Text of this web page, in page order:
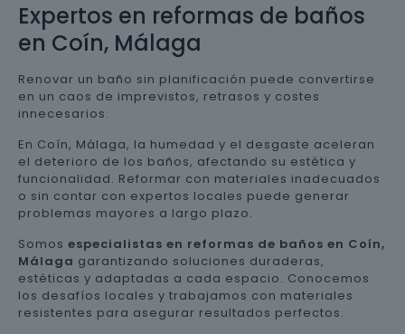
Expertos en reformas de baños
en Coín, Málaga
Renovar un baño sin planificación puede convertirse
en un caos de imprevistos, retrasos y costes
innecesarios.
En Coín, Málaga, la humedad y el desgaste aceleran
el deterioro de los baños, afectando su estética y
funcionalidad. Reformar con materiales inadecuados
o sin contar con expertos locales puede generar
problemas mayores a largo plazo.
Somos especialistas en reformas de baños en Coín,
Málaga garantizando soluciones duraderas,
estéticas y adaptadas a cada espacio. Conocemos
los desafíos locales y trabajamos con materiales
resistentes para asegurar resultados perfectos.